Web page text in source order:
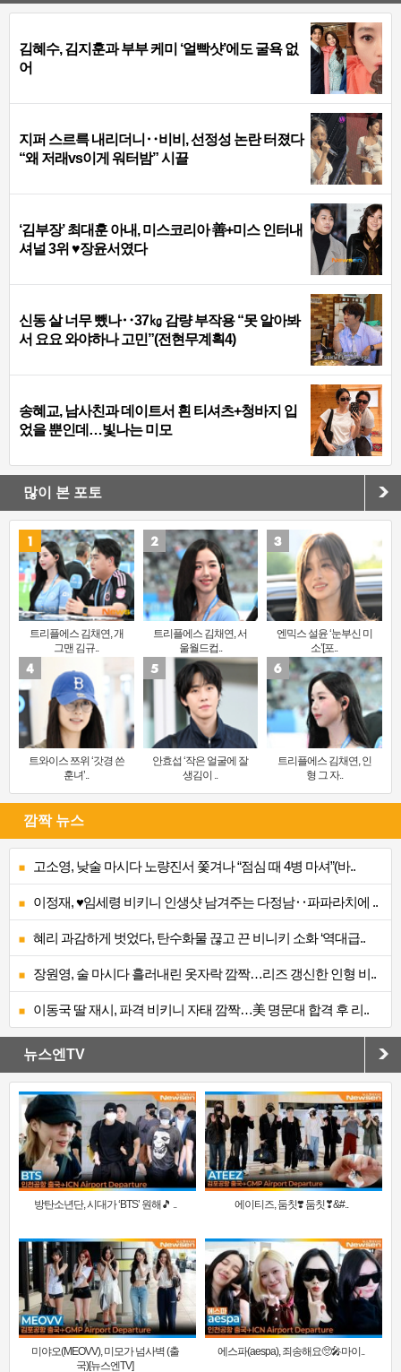
김혜수, 김지훈과 부부 케미 ‘얼빡샷’에도 굴욕 없
어
지퍼 스르륵 내리더니‥비비, 선정성 논란 터졌다
“왜 저래vs이게 워터밤” 시끌
‘김부장’ 최대훈 아내, 미스코리아 善+미스 인터내
셔널 3위 ♥장윤서였다
신동 살 너무 뺐나‥37㎏ 감량 부작용 “못 알아봐
서 요요 와야하나 고민”(전현무계획4)
송혜교, 남사친과 데이트서 흰 티셔츠+청바지 입
었을 뿐인데…빛나는 미모
많이 본 포토
트리플에스 김채연, 개
그맨 김규..
트리플에스 김채연, 서
울월드컵..
엔믹스 설윤 ‘눈부신 미
소’[포..
트와이스 쯔위 ‘갓경 쓴
훈녀’..
안효섭 ‘작은 얼굴에 잘
생김이 ..
트리플에스 김채연, 인
형 그 자..
깜짝 뉴스
고소영, 낮술 마시다 노량진서 쫓겨나 “점심 때 4병 마셔”(바..
이정재, ♥임세령 비키니 인생샷 남겨주는 다정남‥파파라치에 ..
혜리 과감하게 벗었다, 탄수화물 끊고 끈 비니키 소화 ‘역대급..
장원영, 술 마시다 흘러내린 옷자락 깜짝…리즈 갱신한 인형 비..
이동국 딸 재시, 파격 비키니 자태 깜짝…美 명문대 합격 후 리..
뉴스엔TV
방탄소년단, 시대가 ‘BTS’ 원해🎵 .. 에이티즈, 둠칫❣️ 둠칫❣&#..
미야오(MEOVV), 미모가 넘사벽 (출
국)[뉴스엔TV]
에스파(aespa), 죄송해요🥺🎤마이..